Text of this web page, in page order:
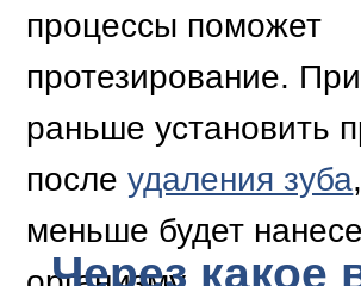
коронку фиксируют через
несколько месяцев (после того
как закончится
остеоинтеграция имплантата).
Экстренное или сложное
удаление зуба (например,
если проведена